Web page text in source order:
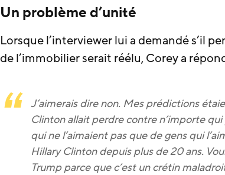
Un problème d’unité
Lorsque l’interviewer lui a demandé s’il
de l’immobilier serait réélu, Corey a
J’aimerais dire non. Mes prédictions
Clinton allait perdre contre n’importe qui
qui ne l’aimaient pas que de gens qui
Hillary Clinton depuis plus de 20 ans.
Trump parce que c’est un crétin